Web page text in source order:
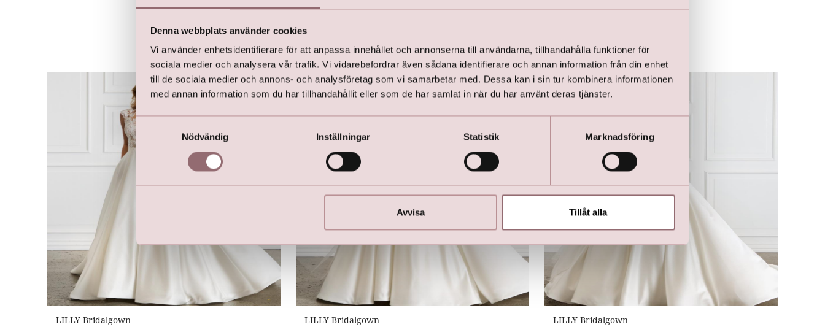
Denna webbplats använder cookies
Vi använder enhetsidentifierare för att anpassa innehållet och annonserna till användarna, tillhandahålla funktioner för
sociala medier och analysera vår trafik. Vi vidarebefordrar även sådana identifierare och annan information från din enhet
till de sociala medier och annons- och analysföretag som vi samarbetar med. Dessa kan i sin tur kombinera informationen
med annan information som du har tillhandahållit eller som de har samlat in när du har använt deras tjänster.
Samtyckesval
Nödvändig
Inställningar Statistik Marknadsföring
Avvisa Tillåt alla
Vi rekommenderar också:
LILLY Bridalgown
LILLY Bridalgown
LILLY Bridalgown